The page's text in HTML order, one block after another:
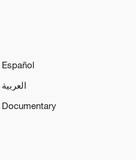
Español
العربية
Documentary